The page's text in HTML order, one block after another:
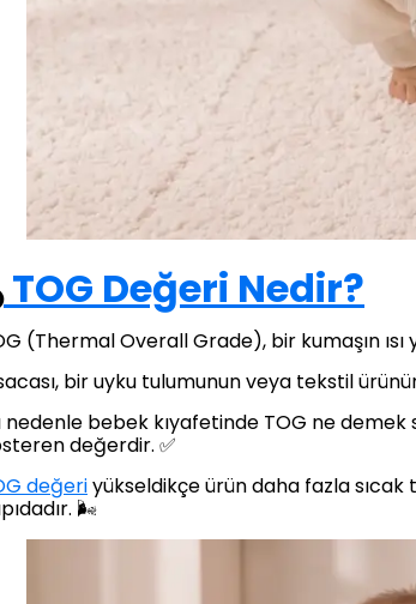
TOG Değeri Nedir?
(Thermal Overall Grade), bir kumaşın
bir uyku tulumunun veya tekstil
nedenle bebek kıyafetinde TOG ne demek
değerdir. ✅
değeriyükseldikçe ürün daha fazla
🌬️